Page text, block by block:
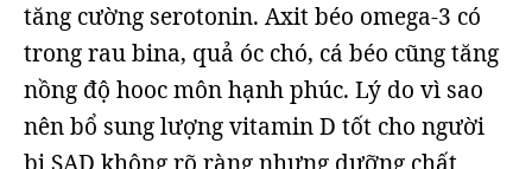
tăng cường serotonin. Axit béo omega-3 có
trong rau bina, quả óc chó, cá béo cũng tăng
nồng độ hooc môn hạnh phúc. Lý do vì sao
nên bổ sung lượng vitamin D tốt cho người